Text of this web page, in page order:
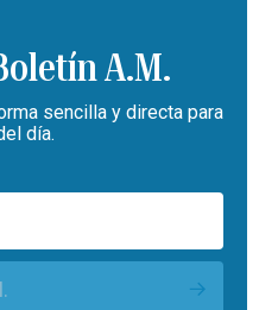
A.M.
sencilla y directa para
día.